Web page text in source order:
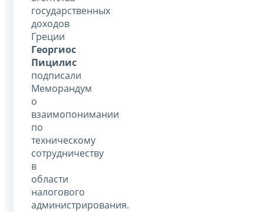
государственных
доходов
Греции
Георгиос
Пицилис
подписали
Меморандум
о
взаимопонимании
по
техническому
сотрудничеству
в
области
налогового
администрирования.